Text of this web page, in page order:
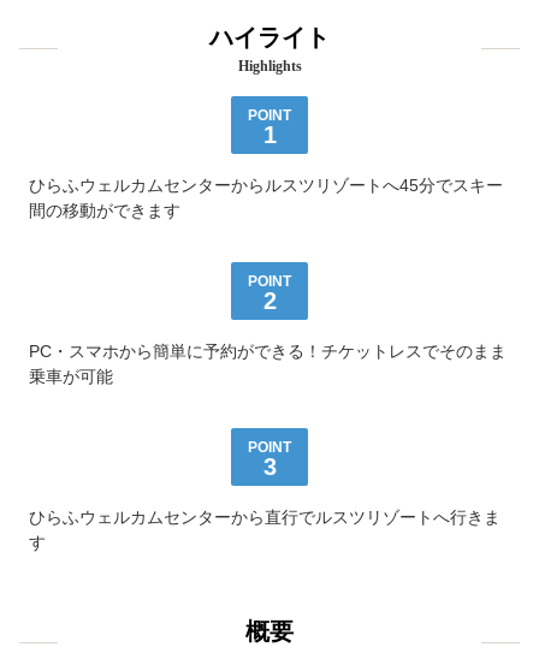
ハイライト
Highlights
POINT
1
ひらふウェルカムセンターからルスツリゾートへ45分でスキー
間の移動ができます
POINT
2
PC・スマホから簡単に予約ができる！チケットレスでそのまま
乗車が可能
POINT
3
ひらふウェルカムセンターから直行でルスツリゾートへ行きま
す
概要